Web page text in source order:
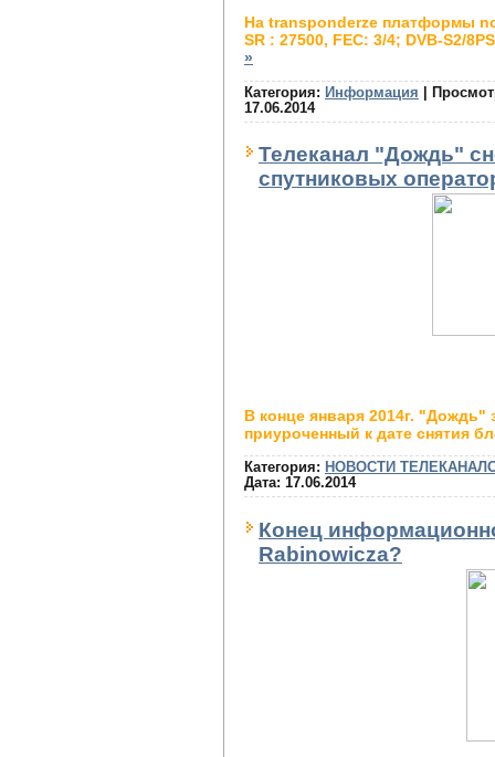
На transponderze платформы nc
SR : 27500, FEC: 3/4; DVB-S2/
»
Категория: Информация
17.06.2014
Телеканал "Дождь"
спутниковых
В конце января 2014г. "Дождь"
приуроченный к дате снятия
Категория: НОВОСТИ
Дата: 17.06.2014
Конец
Rabinowicza?